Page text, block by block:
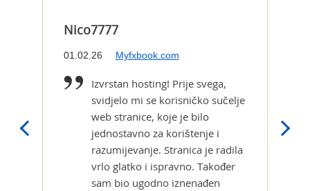
Nico7777
01.02.26 Myfxbook.com
Izvrstan hosting! Prije svega,
svidjelo mi se korisničko sučelje
web stranice, koje je bilo
jednostavno za korištenje i
razumijevanje. Stranica je radila
vrlo glatko i ispravno. Također
sam bio ugodno iznenađen